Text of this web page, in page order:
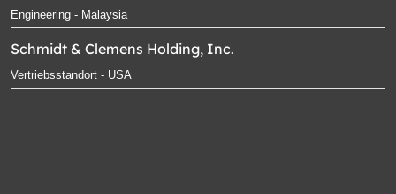
Engineering - Malaysia
Schmidt & Clemens Holding, Inc.
Vertriebsstandort - USA